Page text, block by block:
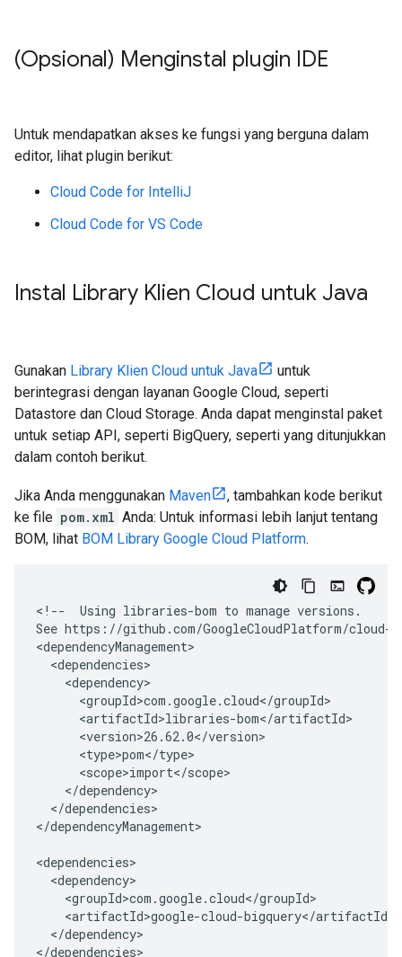
(Opsional) Menginstal plugin IDE
Untuk mendapatkan akses ke fungsi yang berguna dalam
editor, lihat plugin berikut:
Cloud Code for IntelliJ
Cloud Code for VS Code
Instal Library Klien Cloud untuk Java
Gunakan Library Klien Cloud untuk Java
untuk
berintegrasi dengan layanan Google Cloud, seperti
Datastore dan Cloud Storage. Anda dapat menginstal paket
untuk setiap API, seperti BigQuery, seperti yang ditunjukkan
dalam contoh berikut.
Jika Anda menggunakan Maven
, tambahkan kode berikut
ke file pom.xml Anda: Untuk informasi lebih lanjut tentang
BOM, lihat BOM Library Google Cloud Platform.
<!--  Using libraries-bom to manage versions.
See https://github.com/GoogleCloudPlatform/cloud-
<dependencyManagement>
  <dependencies>
    <dependency>
      <groupId>com.google.cloud</groupId>
      <artifactId>libraries-bom</artifactId>
      <version>26.62.0</version>
      <type>pom</type>
      <scope>import</scope>
    </dependency>
  </dependencies>
</dependencyManagement>
<dependencies>
  <dependency>
    <groupId>com.google.cloud</groupId>
    <artifactId>google-cloud-bigquery</artifactId>
  </dependency>